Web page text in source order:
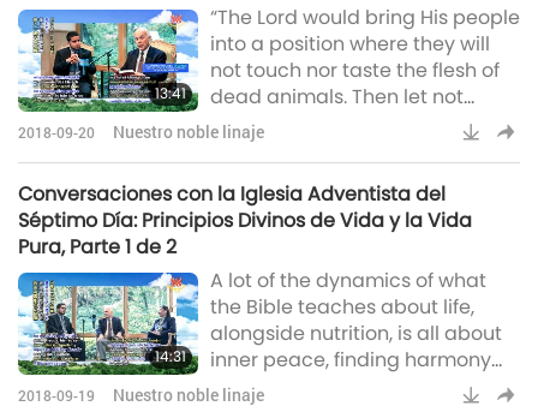
13:41
“The Lord would bring His people
into a position where they will
not touch nor taste the flesh of
dead animals. Then let not
these things be prescribed by
any physician who has a
time. And in a short time the milk
of the cow will also be excluded
commandment-keeping
people. In a short time it will not
be safe to use anything that
comes from th
2018-09-20 Nuestro noble linaje
Conversaciones con la Iglesia Adventista del
Séptimo Día: Principios Divinos de Vida y la Vida
Pura, Parte 1 de 2
14:31
A lot of the dynamics of what
the Bible teaches about life,
alongside nutrition, is all about
inner peace, finding harmony
between God and yourself, and I
2018-09-19 Nuestro noble linaje